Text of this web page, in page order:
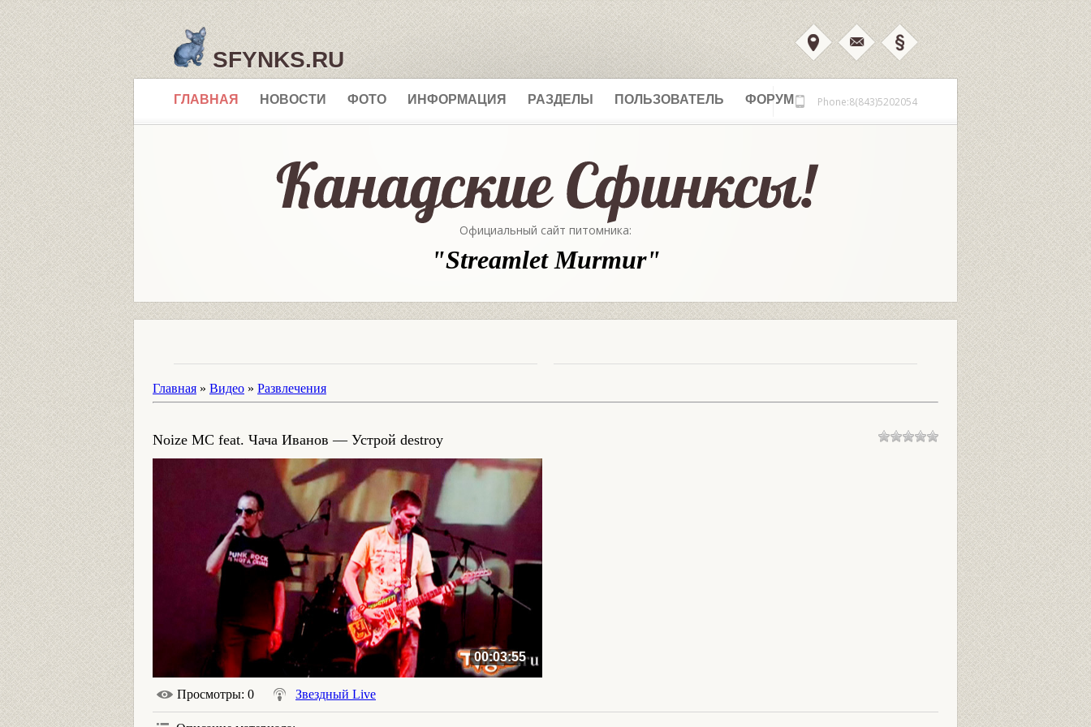
SFYNKS.RU
ГЛАВНАЯ НОВОСТИ ФОТО ИНФОРМАЦИЯ РАЗДЕЛЫ ПОЛЬЗОВАТЕЛЬ ФОРУМ Phone:8(843)5202054
Официальный сайт питомника:
"Streamlet Murmur"
Главная » Видео » Развлечения
Noize MC feat. Чача Иванов — Устрой destroy
00:03:55
Просмотры: 0 Звездный Live